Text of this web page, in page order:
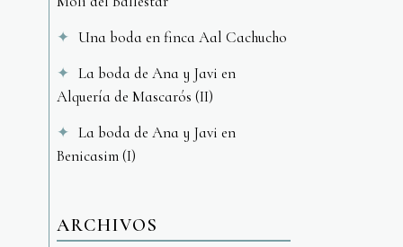
Una boda en finca Aal Cachucho
La boda de Ana y Javi en
Alquería de Mascarós (II)
La boda de Ana y Javi en
Benicasim (I)
ARCHIVOS